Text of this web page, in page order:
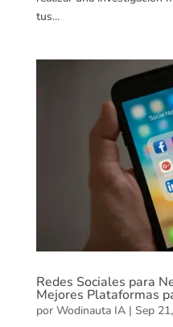
tus...
Redes Sociales para
Mejores Plataformas
por Wodinauta IA| Sep